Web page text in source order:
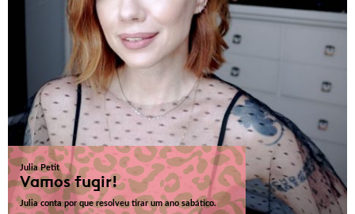
Julia Petit
Vamos fugir!
Julia conta por que resolveu tirar um ano sabático.